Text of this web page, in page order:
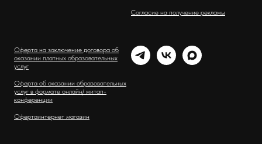
Согласие на получение рекламы
Оферта на заключение договора об
оказании платных образовательных
услуг
Оферта об оказании образовательных
услуг в формате онлайн/ митап-
конференции
Офертаинтернет магазин